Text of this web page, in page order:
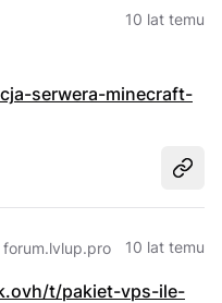
10 lat temu
serwera-minecraft-
10 lat temu
t/pakiet-vps-ile-